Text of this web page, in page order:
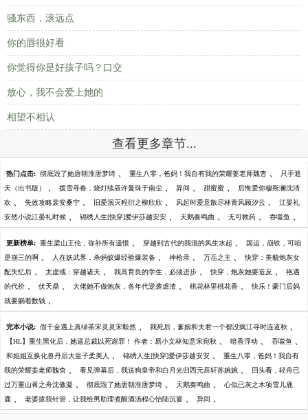
骚东西，滚远点
你的唇很好看
你觉得你是好孩子吗？口交
放心，我不会爱上她的
相望不相认
查看更多章节...
热门点击: 彻底毁了她唐朝淮唐梦绮 、 重生八零，爸妈！我自有我的荣耀姜老师魏杳 、 只手遮
天（出书版） 、 拨雪寻春，烧灯续昼许曼珠于南尘 、 异间 、 甜蜜蜜 、 后悔爱你穆斯澜沈清
欢 、 失效攻略裴安桑宁 、 旧爱泯灭程衍之柳欣欣 、 风起时爱意散尽林青风顾汐云 、 江晏礼
安然小说江晏礼时候 、 锦绣人生[快穿]爱伊莎越安安 、 天鹅奏鸣曲 、 无可救药 、 吞噬鱼 、
更新榜单: 重生梁山王伦，弥补所有遗恨 、 穿越到古代的我混的风生水起 、 国运，崩铁，可咱
是崩三的啊 、 人在妖武界，杀蚂蚁爆经验爆装备 、 神枪录 、 万岳之主 、 快穿：美貌炮灰女
配失忆后 、 太虚戒：穿越诸天 、 我高育良的学生，必须进步 、 快穿，炮灰她要造反 、 艳遇
的代价 、 伏天鼎 、 大佬她不做炮灰，各年代逆袭虐渣 、 桃花林里桃花香 、 快乐！豪门后妈
就要躺着数钱 、
完本小说: 假千金遇上真绿茶宋灵灵宋毅然 、 我死后，爹娘和夫君一个都没疯江寻时连道秋 、
【HL】重生黑化后，她逼总裁以死谢罪！ 作者：易小文林知意宋宛秋 、 暗香浮动 、 吞噬鱼 、
和姐姐互换化兽丹后大皇子柔美人 、 锦绣人生[快穿]爱伊莎越安安 、 重生八零，爸妈！我自有
我的荣耀姜老师魏杳 、 看见弹幕后，我送狗皇帝和白月光归西元辰轩苏婉婉 、 回头看，轻舟已
过万重山蒋之舟沈傲凝 、 彻底毁了她唐朝淮唐梦绮 、 天鹅奏鸣曲 、 心似已灰之木项雪儿鹿
鹿 、 老婆拔我针管，让我给男助理煮醒酒汤程心怡陆沉宴 、 异间 、